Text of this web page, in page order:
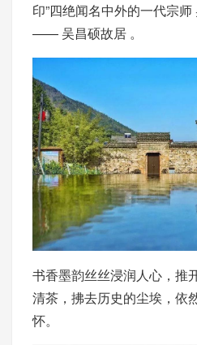
印”四绝闻名中外的一代宗
—— 吴昌硕故居 。
书香墨韵丝丝浸润人心，推
清茶，拂去历史的尘埃，依
怀。